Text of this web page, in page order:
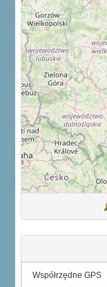
Współrzędne GPS